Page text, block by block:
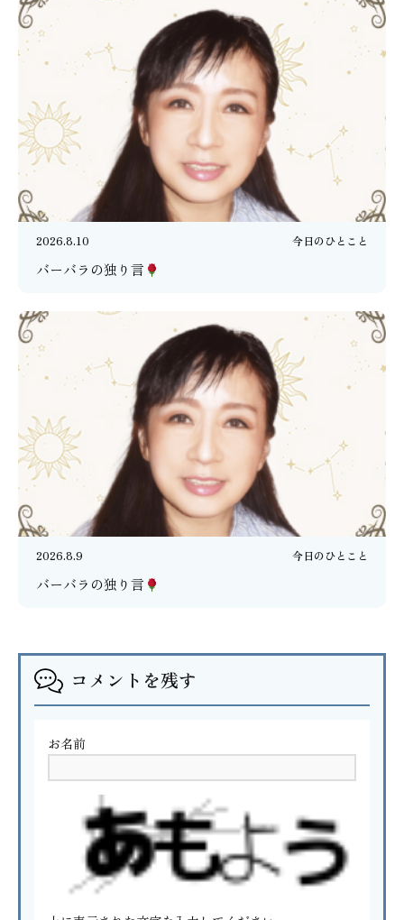
2026.8.10 今日のひとこと
バーバラの独り言
2026.8.9 今日のひとこと
バーバラの独り言
コメントを残す
お名前